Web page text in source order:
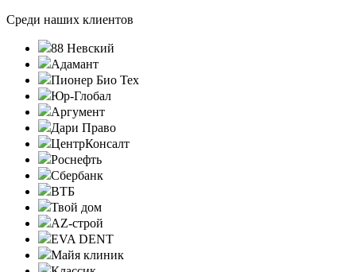
Среди наших клиентов
88 Невский
Адамант
Пионер Био Тех
Юр-Глобал
Аргумент
Дари Право
ЦентрКонсалт
Роснефть
Сбербанк
ВТБ
Твой дом
AZ-строй
EVA DENT
Майя клиник